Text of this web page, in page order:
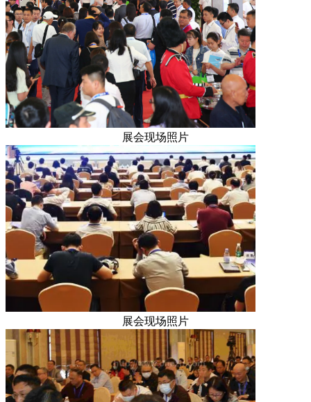
展会现场照片
展会现场照片